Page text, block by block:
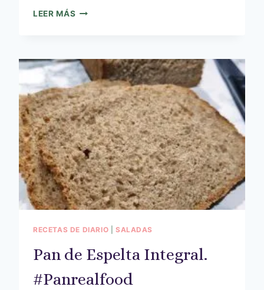
LEER MÁS
RECETAS DE DIARIO SALADAS
Pan de Espelta Integral.
#Panrealfood